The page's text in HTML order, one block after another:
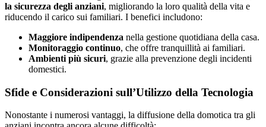
la sicurezza degli anziani, migliorando la loro qualità della vita e
riducendo il carico sui familiari. I benefici includono:
Maggiore indipendenza nella gestione quotidiana della casa.
Monitoraggio continuo, che offre tranquillità ai familiari.
Ambienti più sicuri, grazie alla prevenzione degli incidenti
domestici.
Sfide e Considerazioni sull’Utilizzo della Tecnologia
Nonostante i numerosi vantaggi, la diffusione della domotica tra gli